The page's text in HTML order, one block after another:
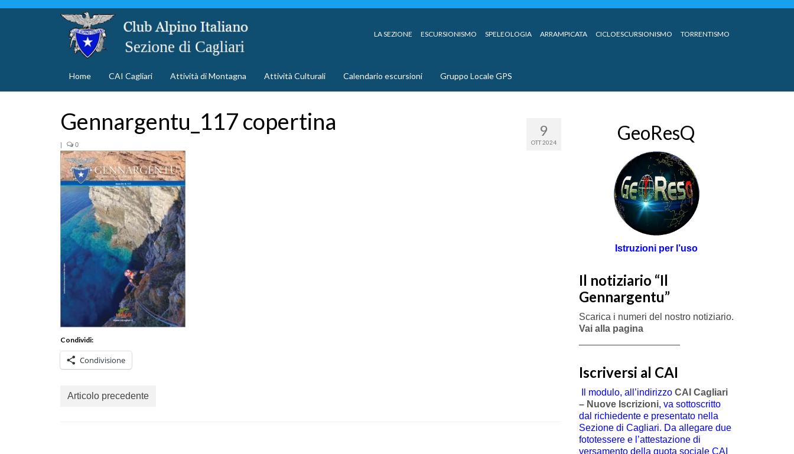
LA SEZIONE ESCURSIONISMO SPELEOLOGIA ARRAMPICATA CICLOESCURSIONISMO TORRENTISMO
Home CAI Cagliari Attività di Montagna Attività Culturali Calendario escursioni Gruppo Locale GPS
9
OTT 2024
Gennargentu_117 copertina
| 0
Condividi:
Condivisione
Articolo precedente
GeoResQ
Istruzioni per l’uso
Il notiziario “Il
Gennargentu”
Scarica i numeri del nostro notiziario.
Vai alla pagina
Iscriversi al CAI
Il modulo, all’indirizzo CAI Cagliari
– Nuove Iscrizioni, va sottoscritto
dal richiedente e presentato nella
Sezione di Cagliari. Da allegare due
fototessere e l’attestazione di
versamento della quota sociale CAI